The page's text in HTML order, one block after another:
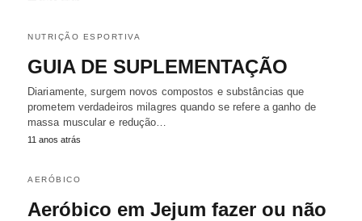
NUTRIÇÃO ESPORTIVA
GUIA DE SUPLEMENTAÇÃO
Diariamente, surgem novos compostos e substâncias que
prometem verdadeiros milagres quando se refere a ganho de
massa muscular e redução…
11 anos atrás
AERÓBICO
Aeróbico em Jejum fazer ou não